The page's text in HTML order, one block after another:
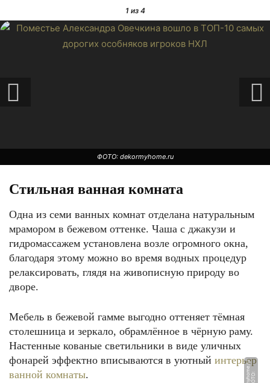
1из 4
ФОТО: dekormyhome.ru
Стильная ванная комната
Одна из семи ванных комнат отделана натуральным
мрамором в бежевом оттенке. Чаша с джакузи и
гидромассажем установлена возле огромного окна,
благодаря этому можно во время водных процедур
релаксировать, глядя на живописную природу во
дворе.
Мебель в бежевой гамме выгодно оттеняет тёмная
столешница и зеркало, обрамлённое в чёрную раму.
Настенные кованые светильники в виде уличных
фонарей эффектно вписываются в уютный интерьер
ванной комнаты. Ф
О
Т
О:
d
e
k
o
r
m
y
h
o
m
e.
r